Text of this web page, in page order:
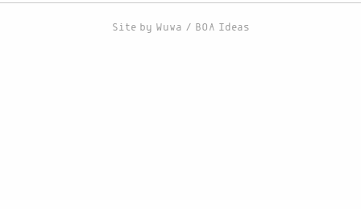
Site by Wuwa / BOA Ideas